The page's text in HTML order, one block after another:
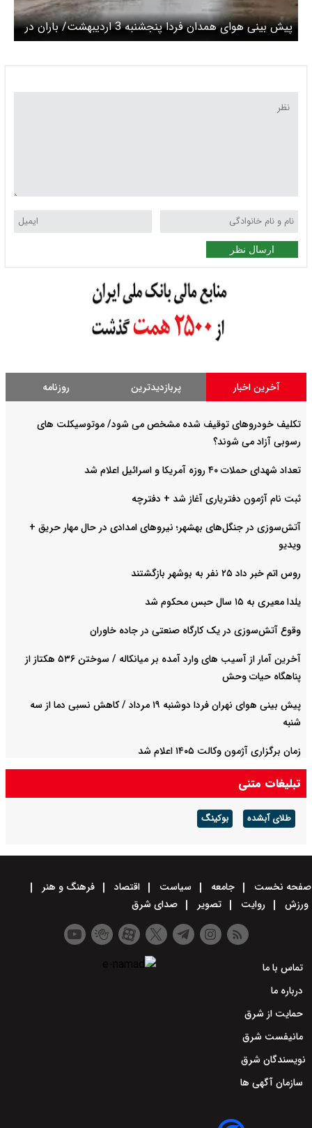
پیش بینی هوای همدان فردا پنجشنبه 3 اردیبهشت/ باران در
راه است
ارسال نظر
آخرین اخبار پربازدیدترین روزنامه
تکلیف خودروهای توقیف شده مشخص می شود/ موتوسیکلت های
رسوبی آزاد می شوند؟
تعداد شهدای حملات ۴۰ روزه آمریکا و اسرائیل اعلام شد
ثبت نام آژمون دفتریاری آغاز شد + دفترچه
آتش‌سوزی در جنگل‌های بهشهر؛ نیرو‌های امدادی در حال مهار حریق +
ویدیو
روس اتم خبر داد ۲۵ نفر به بوشهر بازگشتند
یلدا معیری به ۱۵ سال حبس محکوم شد
وقوع آتش‌سوزی در یک کارگاه صنعتی در جاده خاوران
آخرین آمار از آسیب های وارد آمده بر میانکاله / سوختن ۵۳۶ هکتاز از
پناهگاه حیات وحش
پیش بینی هوای نهران فردا دوشنبه ۱۹ مرداد / کاهش نسبی دما از سه
شنبه
زمان برگزاری آژمون وکالت ۱۴۰۵ اعلام شد
تبلیغات متنی
طلای آبشده بوکینگ
صفحه نخست جامعه سیاست اقتصاد
فرهنگ و هنر
ورزش
روایت تصویر صدای شرق
تماس با ما
درباره ما
حمایت از شرق
مانیفست شرق
نویسندگان شرق
سازمان آگهی ها